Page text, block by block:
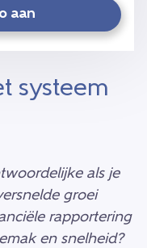
aan
systeem
als je
groei
rapportering
en snelheid?